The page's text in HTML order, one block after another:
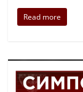
Read more